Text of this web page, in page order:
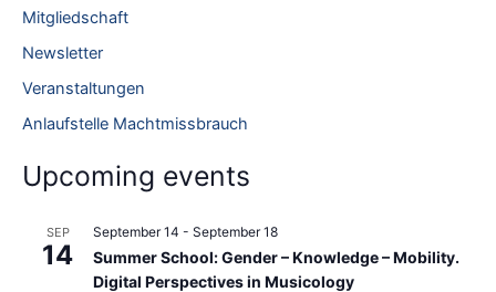
r
:
Mitgliedschaft
Newsletter
Veranstaltungen
Anlaufstelle Machtmissbrauch
Upcoming events
SEP
14
September 14 - September 18
Summer School: Gender – Knowledge – Mobility.
Digital Perspectives in Musicology